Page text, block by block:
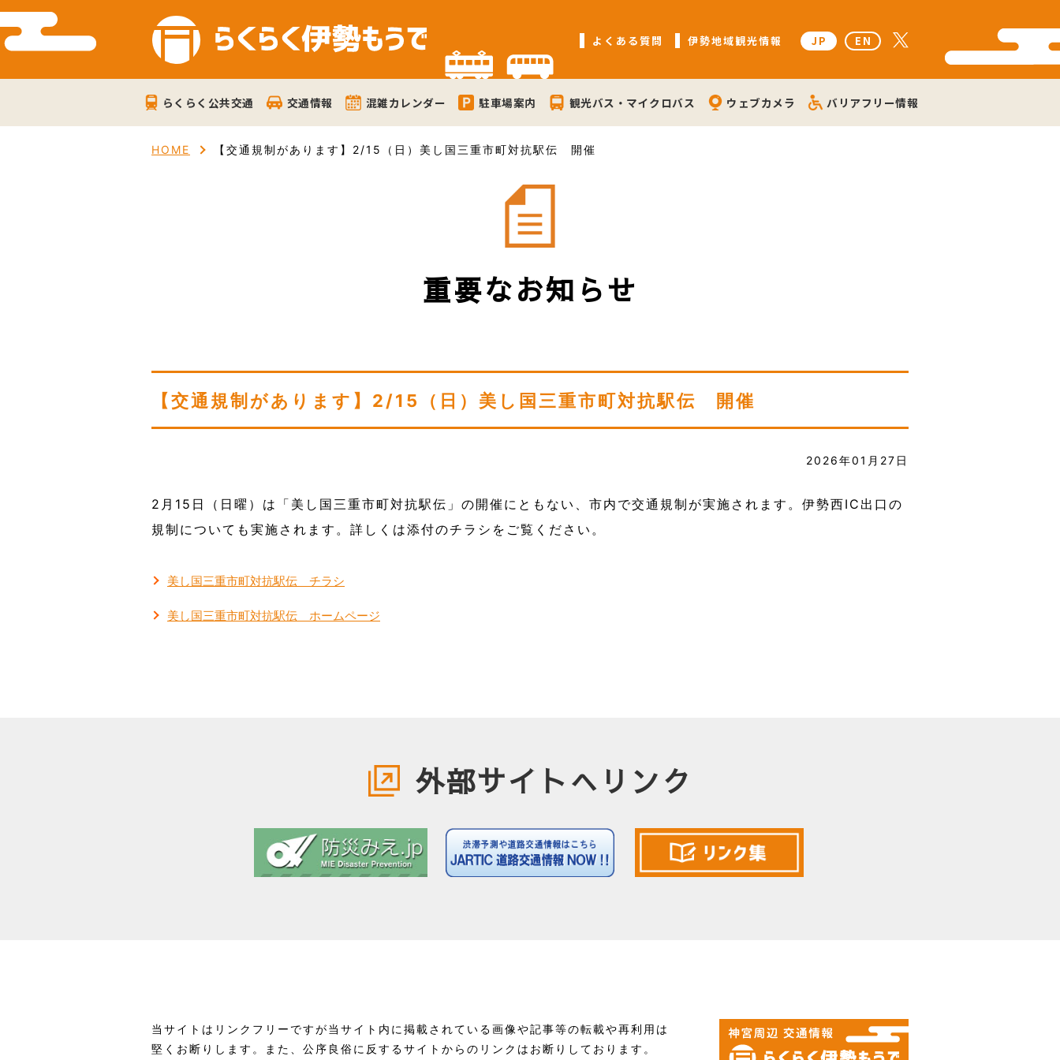
よくある質問 伊勢地域観光情報 JP EN
らくらく公共交通 交通情報 混雑カレンダー 駐車場案内 観光バス・マイクロバス ウェブカメラ バリアフリー情報
HOME 【交通規制があります】2/15（日）美し国三重市町対抗駅伝 開催
重要なお知らせ
【交通規制があります】2/15（日）美し国三重市町対抗駅伝 開催
2026年01月27日
2月15日（日曜）は「美し国三重市町対抗駅伝」の開催にともない、市内で交通規制が実施されます。伊勢西IC出口の
規制についても実施されます。詳しくは添付のチラシをご覧ください。
美し国三重市町対抗駅伝 チラシ
美し国三重市町対抗駅伝 ホームページ
外部サイトへリンク
当サイトはリンクフリーですが当サイト内に掲載されている画像や記事等の転載や再利用は
堅くお断りします。また、公序良俗に反するサイトからのリンクはお断りしております。